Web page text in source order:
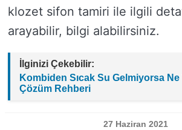
klozet sifon tamiri ile ilgili
arayabilir, bilgi alabilirsiniz.
İlginizi Çekebilir:
Kombiden Sıcak Su Gelmiyorsa Ne
Çözüm Rehberi
27 Haziran 2021